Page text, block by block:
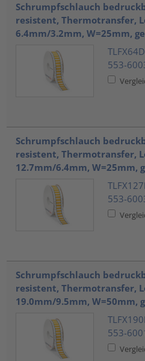
Schrumpfschlauch
resistent, Thermotransfer,
6.4mm/3.2mm, W=25mm,
553-
Schrumpfschlauch
resistent, Thermotransfer,
12.7mm/6.4mm, W=25mm,
553-
Schrumpfschlauch
resistent, Thermotransfer,
19.0mm/9.5mm, W=50mm,
553-